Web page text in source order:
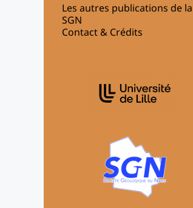
Les autres publications de la
SGN
Contact & Crédits